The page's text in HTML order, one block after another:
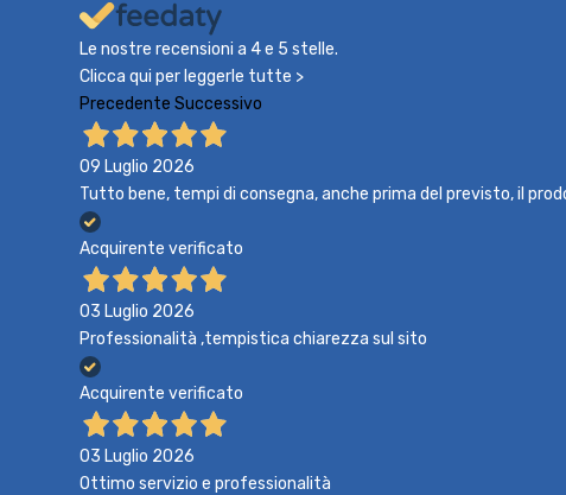
Le nostre recensioni a 4 e 5 stelle.
Clicca qui per leggerle tutte >
Precedente Successivo
09 Luglio 2026
Tutto bene, tempi di consegna, anche prima del previsto, il
Acquirente verificato
03 Luglio 2026
Professionalità ,tempistica chiarezza sul sito
Acquirente verificato
03 Luglio 2026
Ottimo servizio e professionalità